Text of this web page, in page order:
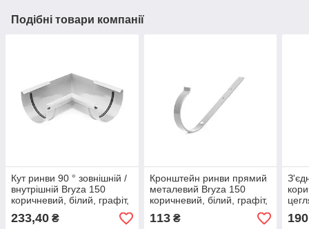
Подібні товари компанії
Кут ринви 90 ° зовнішній /
внутрішній Bryza 150
коричневий, білий, графіт,
цегляний, червоний,
зелений, чорний
233,40 ₴
Кронштейн ринви прямий
металевий Bryza 150
коричневий, білий, графіт,
цегляний, червоний,
зелений, чорний
113₴